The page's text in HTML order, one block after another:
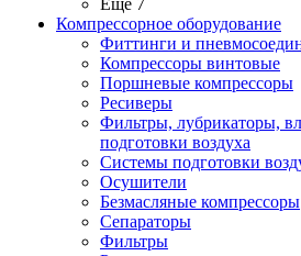
Ещё 7
Компрессорное оборудование
Фиттинги и
Компрессоры винтовые
Поршневые компрессоры
Ресиверы
Фильтры, лубрикаторы,
подготовки воздуха
Системы подготовки
Осушители
Безмасляные компрессоры
Сепараторы
Фильтры